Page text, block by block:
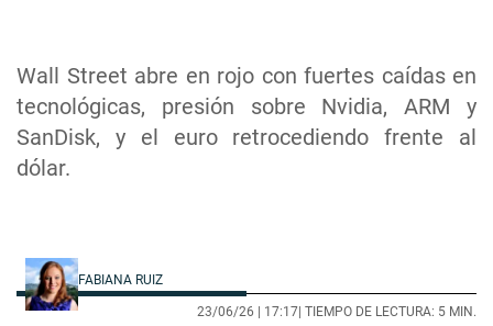
Wall Street abre en rojo con fuertes caídas en
tecnológicas, presión sobre Nvidia, ARM y
SanDisk, y el euro retrocediendo frente al
dólar.
FABIANA RUIZ
23/06/26 | 17:17| TIEMPO DE LECTURA: 5 MIN.